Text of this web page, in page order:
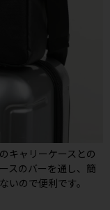
キャリーケースとの
スのバーを通し、簡
いので便利です。